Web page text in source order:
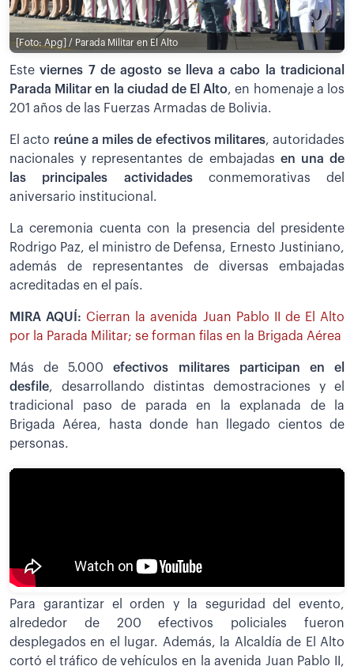
[Foto: Apg] / Parada Militar en El Alto
Este viernes 7 de agosto se lleva a cabo la tradicional
Parada Militar en la ciudad de El Alto, en homenaje a los
201 años de las Fuerzas Armadas de Bolivia.
El acto reúne a miles de efectivos militares, autoridades
nacionales y representantes de embajadas en una de
las principales actividadesconmemorativas del
aniversario institucional.
La ceremonia cuenta con la presencia del presidente
Rodrigo Paz, el ministro de Defensa, Ernesto Justiniano,
además de representantes de diversas embajadas
acreditadas en el país.
MIRA AQUÍ: Cierran la avenida Juan Pablo II de El Alto
por la Parada Militar; se forman filas en la Brigada Aérea
Más de 5.000 efectivos militares participan en el
desfile, desarrollando distintas demostraciones y el
tradicional paso de parada en la explanada de la
Brigada Aérea, hasta donde han llegado cientos de
personas.
Para garantizar el orden y la seguridad del evento,
alrededor de 200 efectivos policiales fueron
desplegados en el lugar. Además, la Alcaldía de El Alto
cortó el tráfico de vehículos en la avenida Juan Pablo II,